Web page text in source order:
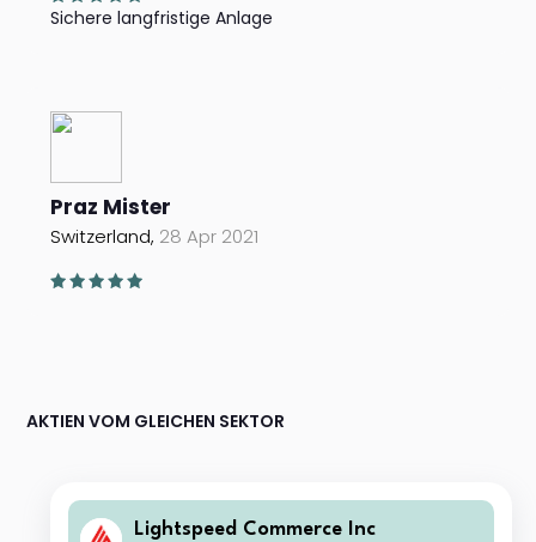
Sichere langfristige Anlage
Praz Mister
Switzerland, 28 Apr 2021
AKTIEN VOM GLEICHEN SEKTOR
Lightspeed Commerce Inc